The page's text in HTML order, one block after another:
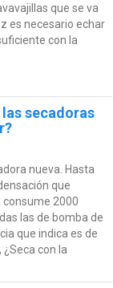
que se va
es necesario echar
con la
secadoras
nueva. Hasta
que
2000
las de bomba de
que indica es de
¿Seca con la